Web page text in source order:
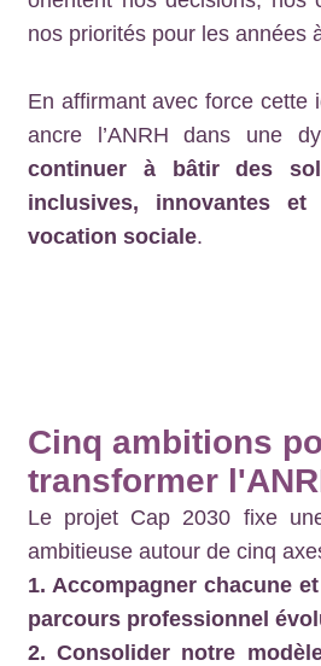
nos priorités pour les années
En affirmant avec force cette
ancre l’ANRH dans une
continuer à bâtir des
inclusives, innovantes
vocation sociale.
Cinq ambitions
transformer
Le projet Cap 2030 fixe
ambitieuse autour de cinq
1. Accompagner chacune
parcours professionnel
2. Consolider notre